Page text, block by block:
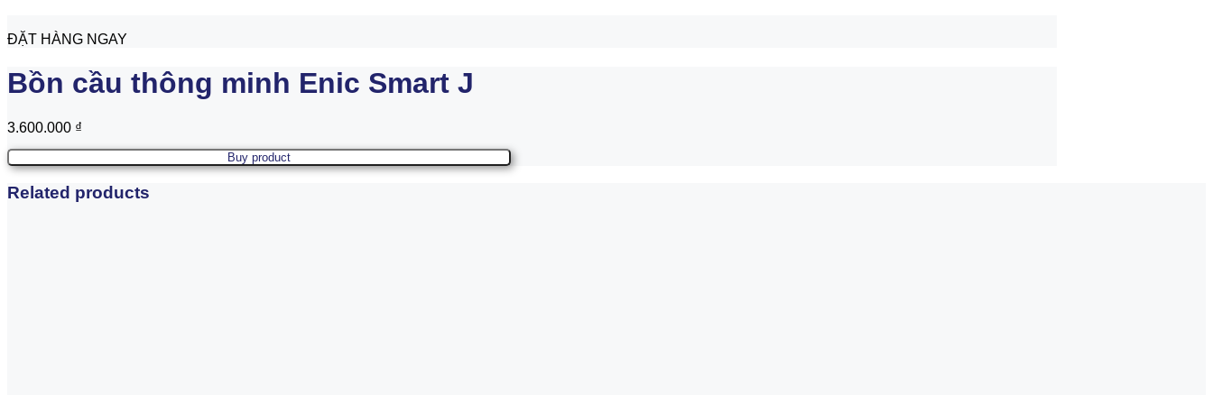
ĐẶT HÀNG NGAY
Bồn cầu thông minh Enic Smart J
3.600.000 ₫
Buy product
Related products